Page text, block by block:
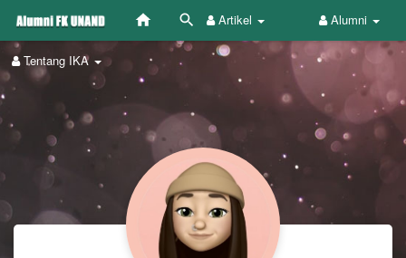
Alumni
Artikel
Tentang IKA